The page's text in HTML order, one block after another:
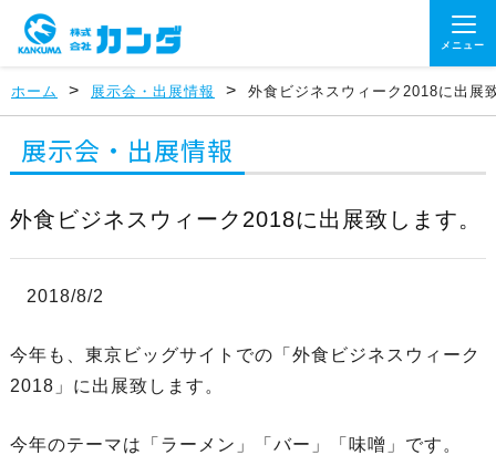
メニュー
ホーム > 展示会・出展情報 > 外食ビジネスウィーク2018に出展
展示会・出展情報
外食ビジネスウィーク2018に出展致します。
2018/8/2
今年も、東京ビッグサイトでの「外食ビジネスウィーク
2018」に出展致します。
今年のテーマは「ラーメン」「バー」「味噌」です。